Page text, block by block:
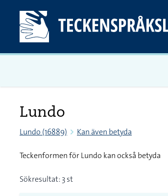
Lundo
Lundo (16889) Kan även betyda
Teckenformen för Lundo kan också betyda
Sökresultat: 3 st